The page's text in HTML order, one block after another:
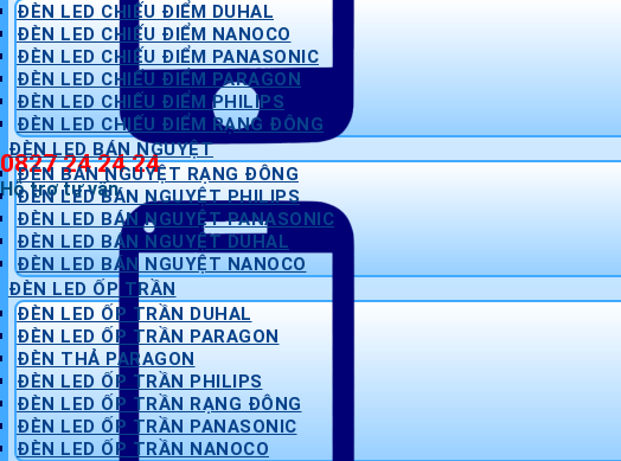
0827 24 24 24
Hỗ trợ tư vấn
ĐÈN LED CHIẾU ĐIỂM DUHAL
ĐÈN LED CHIẾU ĐIỂM NANOCO
ĐÈN LED CHIẾU ĐIỂM PANASONIC
ĐÈN LED CHIẾU ĐIỂM PARAGON
ĐÈN LED CHIẾU ĐIỂM PHILIPS
ĐÈN LED CHIẾU ĐIỂM RẠNG ĐÔNG
ĐÈN LED BÁN NGUYỆT
ĐÈN BÁN NGUYỆT RẠNG ĐÔNG
ĐÈN LED BÁN NGUYỆT PHILIPS
ĐÈN LED BÁN NGUYỆT PANASONIC
ĐÈN LED BÁN NGUYỆT DUHAL
ĐÈN LED BÁN NGUYỆT NANOCO
ĐÈN LED ỐP TRẦN
ĐÈN LED ỐP TRẦN DUHAL
ĐÈN LED ỐP TRẦN PARAGON
ĐÈN THẢ PARAGON
ĐÈN LED ỐP TRẦN PHILIPS
ĐÈN LED ỐP TRẦN RẠNG ĐÔNG
ĐÈN LED ỐP TRẦN PANASONIC
ĐÈN LED ỐP TRẦN NANOCO